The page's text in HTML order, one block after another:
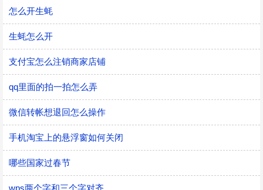
怎么开生蚝
生蚝怎么开
支付宝怎么注销商家店铺
qq里面的拍一拍怎么弄
微信转帐想退回怎么操作
手机淘宝上的悬浮窗如何关闭
哪些国家过春节
wps两个字和三个字对齐